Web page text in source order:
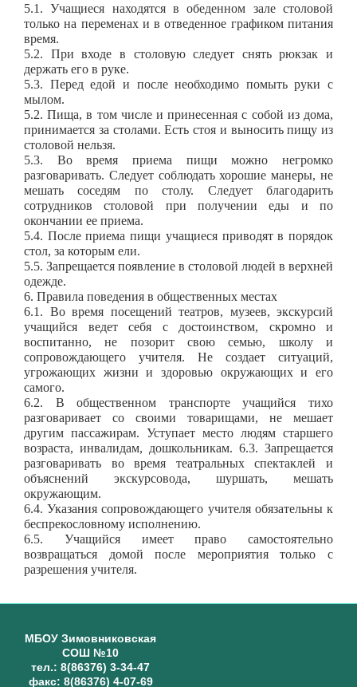
5.1. Учащиеся находятся в обеденном зале столовой
только на переменах и в отведенное графиком питания
время.
5.2. При входе в столовую следует снять рюкзак и
держать его в руке.
5.3. Перед едой и после необходимо помыть руки с
мылом.
5.2. Пища, в том числе и принесенная с собой из дома,
принимается за столами. Есть стоя и выносить пищу из
столовой нельзя.
5.3. Во время приема пищи можно негромко
разговаривать. Следует соблюдать хорошие манеры, не
мешать соседям по столу. Следует благодарить
сотрудников столовой при получении еды и по
окончании ее приема.
5.4. После приема пищи учащиеся приводят в порядок
стол, за которым ели.
5.5. Запрещается появление в столовой людей в верхней
одежде.
6. Правила поведения в общественных местах
6.1. Во время посещений театров, музеев, экскурсий
учащийся ведет себя с достоинством, скромно и
воспитанно, не позорит свою семью, школу и
сопровождающего учителя. Не создает ситуаций,
угрожающих жизни и здоровью окружающих и его
самого.
6.2. В общественном транспорте учащийся тихо
разговаривает со своими товарищами, не мешает
другим пассажирам. Уступает место людям старшего
возраста, инвалидам, дошкольникам. 6.3. Запрещается
разговаривать во время театральных спектаклей и
объяснений экскурсовода, шуршать, мешать
окружающим.
6.4. Указания сопровождающего учителя обязательны к
беспрекословному исполнению.
6.5. Учащийся имеет право самостоятельно
возвращаться домой после мероприятия только с
разрешения учителя.
МБОУ Зимовниковская
СОШ №10
тел.: 8(86376) 3-34-47
факс: 8(86376) 4-07-69